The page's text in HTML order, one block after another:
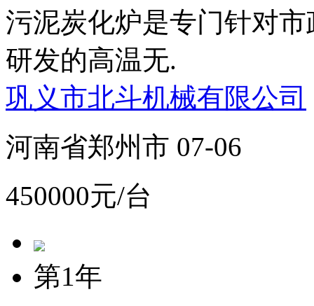
污泥炭化炉是专门针对
研发的高温无.
巩义市北斗机械有限公司
河南省郑州市 07-06
450000元/台
第1年